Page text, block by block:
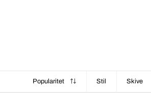
Popularitet Stil Skive